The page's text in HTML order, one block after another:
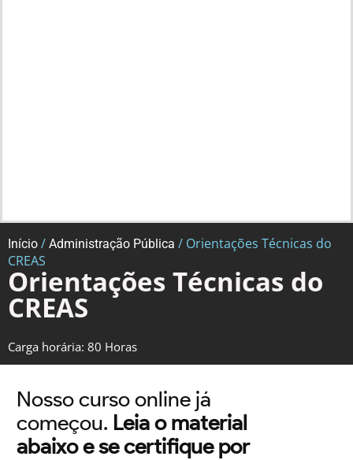
Início / Administração Pública / Orientações Técnicas do
CREAS
Orientações Técnicas do
CREAS
Carga horária: 80 Horas
Nosso curso online já
começou. Leia o material
abaixo e se certifique por